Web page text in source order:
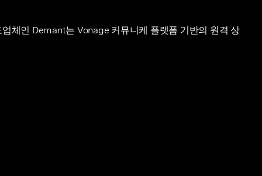
체인 Demant는 Vonage 커뮤니케 플랫폼 기반의 원격 상